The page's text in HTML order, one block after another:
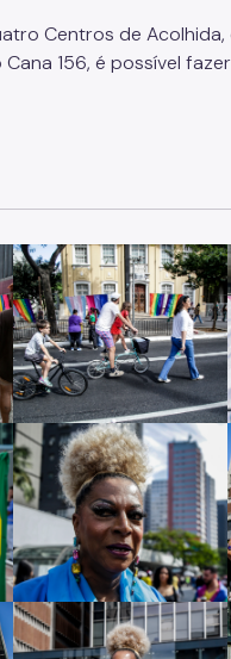
Centros de
156, é possível